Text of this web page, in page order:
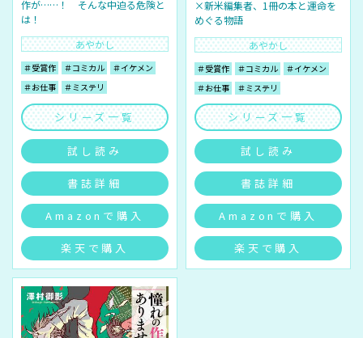
作が……！ そんな中迫る危険と
は！
あやかし
＃受賞作 ＃コミカル
＃イケメン
＃お仕事
＃ミステリ
シリーズ一覧
試し読み
書誌詳細
Amazonで購入
楽天で購入
×新米編集者、1冊の本と運命を
めぐる物語
あやかし
＃受賞作 ＃コミカル
＃イケメン
＃お仕事
＃ミステリ
シリーズ一覧
試し読み
書誌詳細
Amazonで購入
楽天で購入